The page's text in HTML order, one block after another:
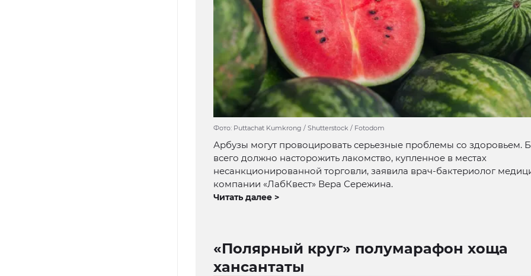
Фото: Puttachat Kumkrong / Shutterstock / Fotodom
Арбузы могут провоцировать серьезные проблемы со здоровьем.
всего должно насторожить лакомство, купленное в местах
несанкционированной торговли, заявила врач-бактериолог
компании «ЛабКвест» Вера Сережина.
Читать далее >
«Полярный круг» полумарафон хоща
хансантаты